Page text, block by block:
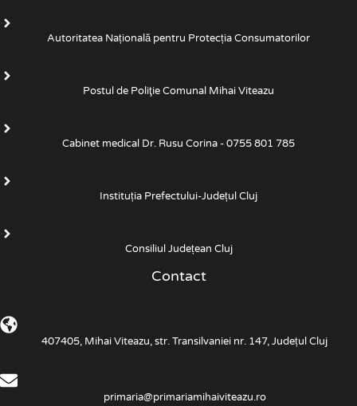
Autoritatea Națională pentru Protecția Consumatorilor
Postul de Poliţie Comunal Mihai Viteazu
Cabinet medical Dr. Rusu Corina - 0755 801 785
Instituția Prefectului-Județul Cluj
Consiliul Județean Cluj
Contact
407405, Mihai Viteazu, str. Transilvaniei nr. 147, Județul Cluj
primaria@primariamihaiviteazu.ro